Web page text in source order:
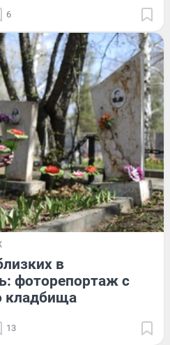
6
в
фоторепортаж с
кладбища
13